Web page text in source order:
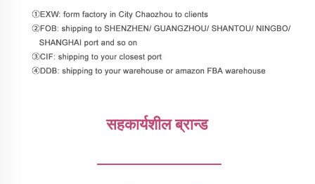
सहकार्यशील ब्रान्ड
________________